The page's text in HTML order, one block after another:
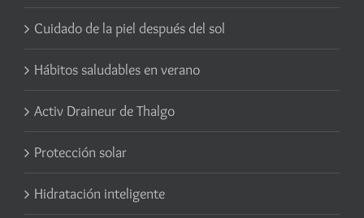
Cuidado de la piel después del sol
Hábitos saludables en verano
Activ Draineur de Thalgo
Protección solar
Hidratación inteligente